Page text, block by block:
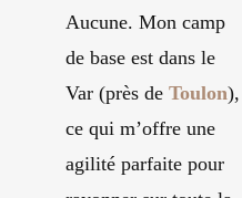
Aucune. Mon camp
de base est dans le
Var (près de Toulon),
ce qui m’offre une
agilité parfaite pour